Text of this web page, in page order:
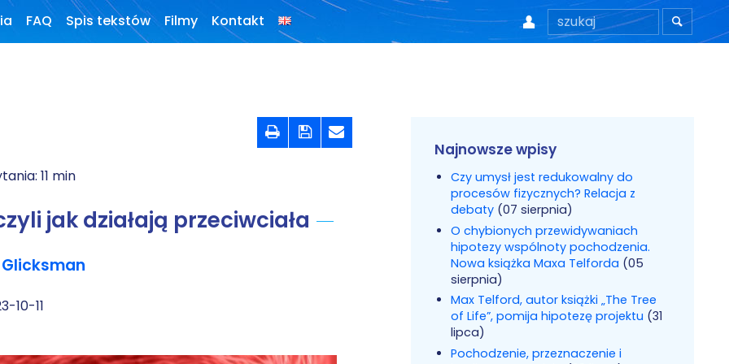
FAQ Spis tekstów Filmy
Filmy
Kontakt  
  
jak działają przeciwciała
11 min
10-11
Najnowsze wpisy
Czy umysł jest redukowalny do
procesów fizycznych? Relacja z
debaty (07 sierpnia)
O chybionych przewidywaniach
hipotezy wspólnoty pochodzenia.
Nowa książka Maxa Telforda (05
sierpnia)
Max Telford, autor książki „The Tree
of Life”, pomija hipotezę projektu (31
lipca)
Pochodzenie, przeznaczenie i